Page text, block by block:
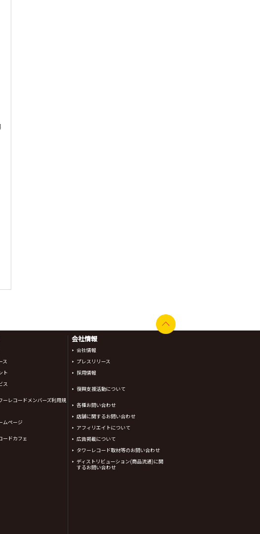
ス
ト
ス
ーレコードメンバーズ利用規
ムページ
ードカフェ
会社情報
会社情報
プレスリリース
採用情報
復興支援活動について
各種お問い合わせ
店舗に関するお問い合わせ
アフィリエイトについて
広告掲載について
タワーレコード取材等のお問い合わせ
ディストリビューション(商品流通)に関
するお問い合わせ